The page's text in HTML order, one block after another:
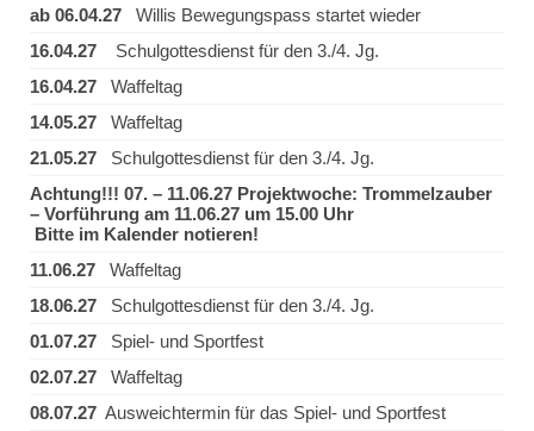
ab 06.04.27 Willis Bewegungspass startet wieder
16.04.27 Schulgottesdienst für den 3./4. Jg.
16.04.27 Waffeltag
14.05.27 Waffeltag
21.05.27 Schulgottesdienst für den 3./4. Jg.
Achtung!!! 07. – 11.06.27 Projektwoche: Trommelzauber
– Vorführung am 11.06.27 um 15.00 Uhr
Bitte im Kalender notieren!
11.06.27 Waffeltag
18.06.27 Schulgottesdienst für den 3./4. Jg.
01.07.27 Spiel- und Sportfest
02.07.27 Waffeltag
08.07.27 Ausweichtermin für das Spiel- und Sportfest